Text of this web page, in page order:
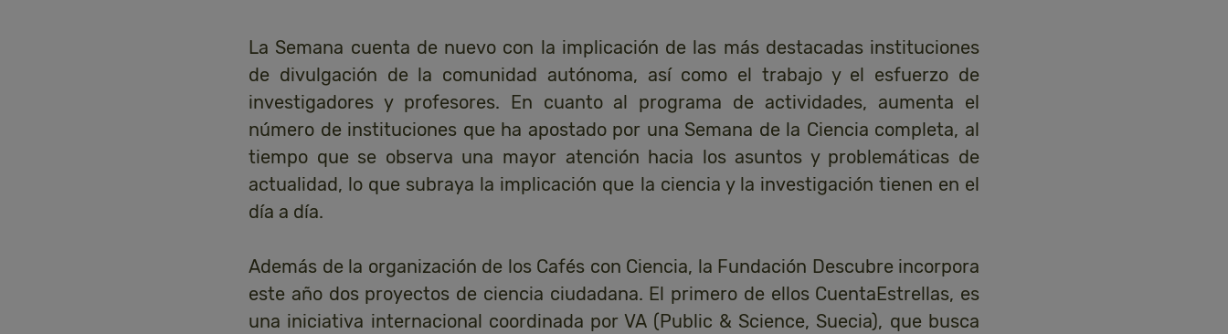
La Semana cuenta de nuevo con la implicación de las más destacadas instituciones
de divulgación de la comunidad autónoma, así como el trabajo y el esfuerzo de
investigadores y profesores. En cuanto al programa de actividades, aumenta el
número de instituciones que ha apostado por una Semana de la Ciencia completa, al
tiempo que se observa una mayor atención hacia los asuntos y problemáticas de
actualidad, lo que subraya la implicación que la ciencia y la investigación tienen en el
día a día.
Además de la organización de los Cafés con Ciencia, la Fundación Descubre incorpora
este año dos proyectos de ciencia ciudadana. El primero de ellos CuentaEstrellas, es
una iniciativa internacional coordinada por VA (Public & Science, Suecia), que busca